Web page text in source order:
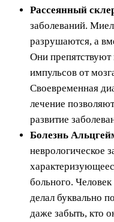
Рассеянный
заболеваний.
разрушаются, а
Они
импульсов от
Своевременная
лечение
развитие
Болезнь
неврологическое
больного.
делал буквально
даже забыть, кто